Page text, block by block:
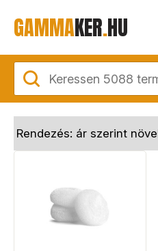
GAMMAKER.HU